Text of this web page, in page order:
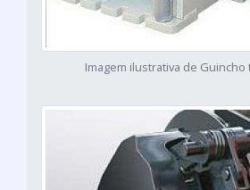
Imagem ilustrativa de Guincho